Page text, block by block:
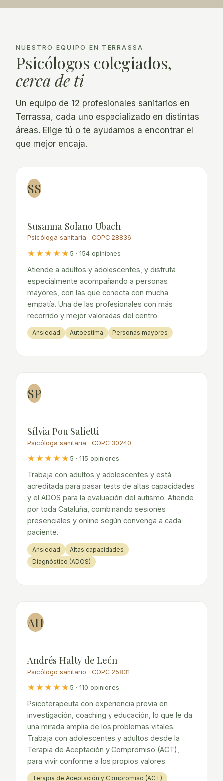
NUESTRO EQUIPO EN TERRASSA
Psicólogos colegiados,
cerca de ti
Un equipo de 12 profesionales sanitarios en
Terrassa, cada uno especializado en distintas
áreas. Elige tú o te ayudamos a encontrar el
que mejor encaja.
SS
Susanna Solano Ubach
Psicóloga sanitaria · COPC 28836
★★★★★ 5 · 154 opiniones
Atiende a adultos y adolescentes, y disfruta
especialmente acompañando a personas
mayores, con las que conecta con mucha
empatía. Una de las profesionales con más
recorrido y mejor valoradas del centro.
Ansiedad Autoestima Personas mayores
SP
Sílvia Pou Salietti
Psicóloga sanitaria · COPC 30240
★★★★★ 5 · 115 opiniones
Trabaja con adultos y adolescentes y está
acreditada para pasar tests de altas capacidades
y el ADOS para la evaluación del autismo. Atiende
por toda Cataluña, combinando sesiones
presenciales y online según convenga a cada
paciente.
Ansiedad
Altas capacidades
Diagnóstico (ADOS)
AH
Andrés Halty de León
Psicólogo sanitario · COPC 25831
★★★★★ 5 · 110 opiniones
Psicoterapeuta con experiencia previa en
investigación, coaching y educación, lo que le da
una mirada amplia de los problemas vitales.
Trabaja con adolescentes y adultos desde la
Terapia de Aceptación y Compromiso (ACT),
para vivir conforme a los propios valores.
Terapia de Aceptación y Compromiso (ACT)